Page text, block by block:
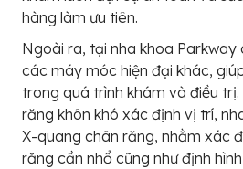
hàng làm ưu tiên.
Ngoài ra, tại nha khoa
các máy móc hiện đại khác,
trong quá trình khám và điều
răng khôn khó xác định vị trí,
X-quang chân răng, nhằm xác
răng cần nhổ cũng như định